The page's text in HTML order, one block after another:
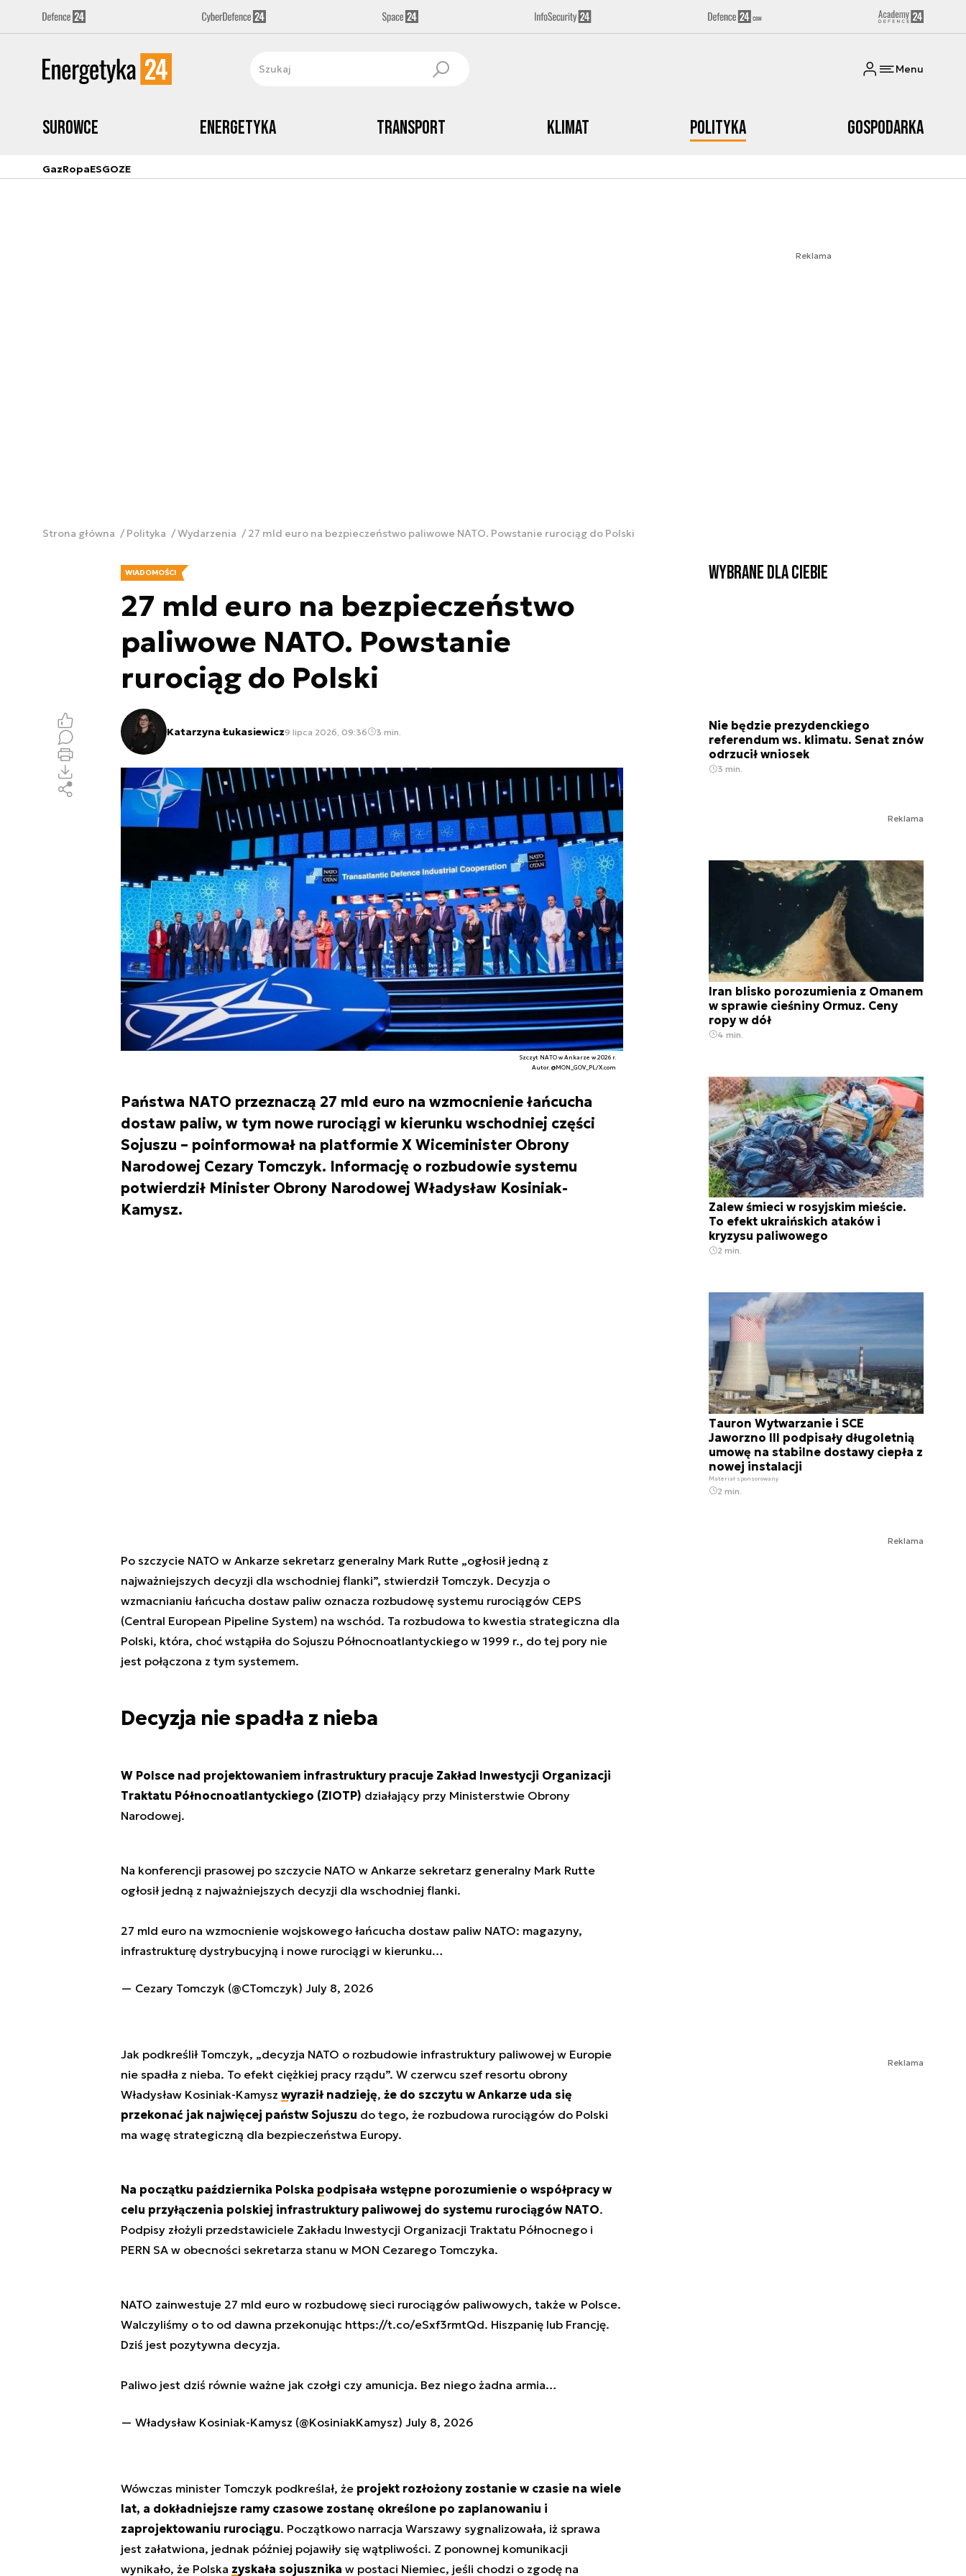
Menu
Surowce Energetyka Transport Klimat Polityka Gospodarka
GazRopaESGOZE
Reklama
Strona główna Polityka Wydarzenia 27 mld euro na bezpieczeństwo paliwowe NATO. Powstanie rurociąg do Polski
WIADOMOŚCI
27 mld euro na bezpieczeństwo
paliwowe NATO. Powstanie
rurociąg do Polski
Katarzyna Łukasiewicz9 lipca 2026, 09:36 3 min.
Szczyt NATO w Ankarze w 2026 r.
Autor. @MON_GOV_PL/X.com
Państwa NATO przeznaczą 27 mld euro na wzmocnienie łańcucha
dostaw paliw, w tym nowe rurociągi w kierunku wschodniej części
Sojuszu – poinformował na platformie X Wiceminister Obrony
Narodowej Cezary Tomczyk. Informację o rozbudowie systemu
potwierdził Minister Obrony Narodowej Władysław Kosiniak-
Kamysz.
Po szczycie NATO w Ankarze sekretarz generalny Mark Rutte „ogłosił jedną z
najważniejszych decyzji dla wschodniej flanki”, stwierdził Tomczyk. Decyzja o
wzmacnianiu łańcucha dostaw paliw oznacza rozbudowę systemu rurociągów CEPS
(Central European Pipeline System) na wschód. Ta rozbudowa to kwestia strategiczna dla
Polski, która, choć wstąpiła do Sojuszu Północnoatlantyckiego w 1999 r., do tej pory nie
jest połączona z tym systemem.
Decyzja nie spadła z nieba
W Polsce nad projektowaniem infrastruktury pracuje Zakład Inwestycji Organizacji
Traktatu Północnoatlantyckiego (ZIOTP) działający przy Ministerstwie Obrony
Narodowej.
Na konferencji prasowej po szczycie NATO w Ankarze sekretarz generalny Mark Rutte
ogłosił jedną z najważniejszych decyzji dla wschodniej flanki.
27 mld euro na wzmocnienie wojskowego łańcucha dostaw paliw NATO: magazyny,
infrastrukturę dystrybucyjną i nowe rurociągi w kierunku…
— Cezary Tomczyk (@CTomczyk) July 8, 2026
Jak podkreślił Tomczyk, „decyzja NATO o rozbudowie infrastruktury paliwowej w Europie
nie spadła z nieba. To efekt ciężkiej pracy rządu”. W czerwcu szef resortu obrony
Władysław Kosiniak-Kamysz wyraził nadzieję, że do szczytu w Ankarze uda się
przekonać jak najwięcej państw Sojuszu do tego, że rozbudowa rurociągów do Polski
ma wagę strategiczną dla bezpieczeństwa Europy.
Na początku października Polska podpisała wstępne porozumienie o współpracy w
celu przyłączenia polskiej infrastruktury paliwowej do systemu rurociągów NATO.
Podpisy złożyli przedstawiciele Zakładu Inwestycji Organizacji Traktatu Północnego i
PERN SA w obecności sekretarza stanu w MON Cezarego Tomczyka.
NATO zainwestuje 27 mld euro w rozbudowę sieci rurociągów paliwowych, także w Polsce.
Walczyliśmy o to od dawna przekonując https://t.co/eSxf3rmtQd. Hiszpanię lub Francję.
Dziś jest pozytywna decyzja.
Paliwo jest dziś równie ważne jak czołgi czy amunicja. Bez niego żadna armia…
— Władysław Kosiniak-Kamysz (@KosiniakKamysz) July 8, 2026
Wówczas minister Tomczyk podkreślał, że projekt rozłożony zostanie w czasie na wiele
lat, a dokładniejsze ramy czasowe zostanę określone po zaplanowaniu i
zaprojektowaniu rurociągu. Początkowo narracja Warszawy sygnalizowała, iż sprawa
jest załatwiona, jednak później pojawiły się wątpliwości. Z ponownej komunikacji
wynikało, że Polska zyskała sojusznika w postaci Niemiec, jeśli chodzi o zgodę na
Wybrane dla Ciebie
Nie będzie prezydenckiego
referendum ws. klimatu. Senat znów
odrzucił wniosek
3 min.
Reklama
Iran blisko porozumienia z Omanem
w sprawie cieśniny Ormuz. Ceny
ropy w dół
4 min.
Zalew śmieci w rosyjskim mieście.
To efekt ukraińskich ataków i
kryzysu paliwowego
2 min.
Tauron Wytwarzanie i SCE
Jaworzno III podpisały długoletnią
umowę na stabilne dostawy ciepła z
nowej instalacji
Materiał sponsorowany
2 min.
Reklama
Reklama